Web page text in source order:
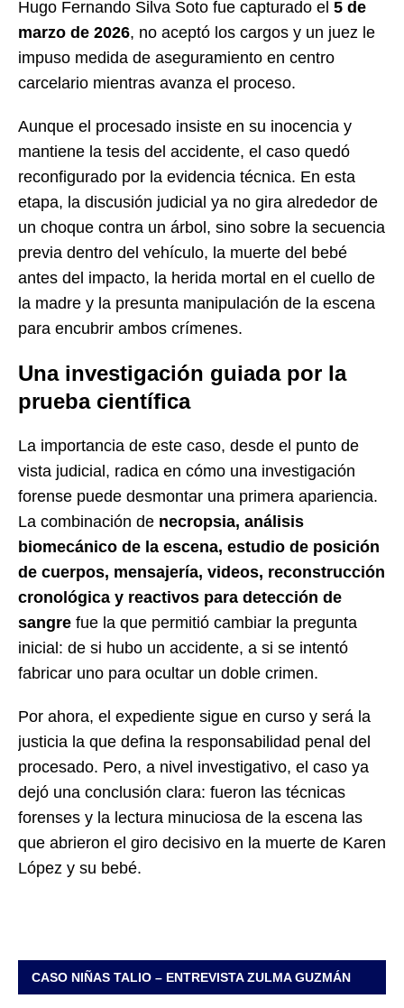
Hugo Fernando Silva Soto fue capturado el 5 de
marzo de 2026, no aceptó los cargos y un juez le
impuso medida de aseguramiento en centro
carcelario mientras avanza el proceso.
Aunque el procesado insiste en su inocencia y
mantiene la tesis del accidente, el caso quedó
reconfigurado por la evidencia técnica. En esta
etapa, la discusión judicial ya no gira alrededor de
un choque contra un árbol, sino sobre la secuencia
previa dentro del vehículo, la muerte del bebé
antes del impacto, la herida mortal en el cuello de
la madre y la presunta manipulación de la escena
para encubrir ambos crímenes.
Una investigación guiada por la
prueba científica
La importancia de este caso, desde el punto de
vista judicial, radica en cómo una investigación
forense puede desmontar una primera apariencia.
La combinación de necropsia, análisis
biomecánico de la escena, estudio de posición
de cuerpos, mensajería, videos, reconstrucción
cronológica y reactivos para detección de
sangre fue la que permitió cambiar la pregunta
inicial: de si hubo un accidente, a si se intentó
fabricar uno para ocultar un doble crimen.
Por ahora, el expediente sigue en curso y será la
justicia la que defina la responsabilidad penal del
procesado. Pero, a nivel investigativo, el caso ya
dejó una conclusión clara: fueron las técnicas
forenses y la lectura minuciosa de la escena las
que abrieron el giro decisivo en la muerte de Karen
López y su bebé.
CASO NIÑAS TALIO – ENTREVISTA ZULMA GUZMÁN